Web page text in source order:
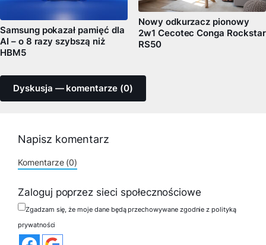
Samsung pokazał pamięć dla
AI – o 8 razy szybszą niż
HBM5
Nowy odkurzacz pionowy
2w1 Cecotec Conga Rockstar
RS50
Dyskusja — komentarze (0)
Napisz komentarz
Komentarze (0)
Zaloguj poprzez sieci społecznościowe
Zgadzam się, że moje dane będą przechowywane zgodnie z polityką
prywatności